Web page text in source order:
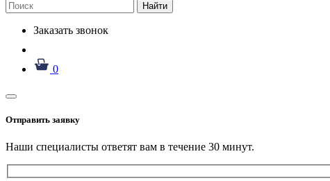
Найти
Заказать звонок
0
Отправить заявку
Наши специалисты ответят вам в течение 30 минут.